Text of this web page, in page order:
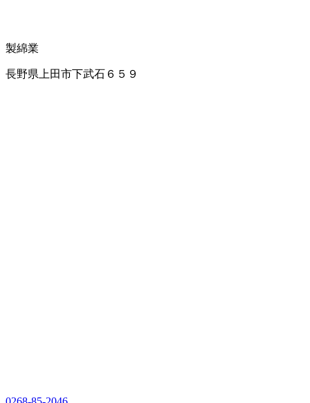
製綿業
長野県上田市下武石６５９